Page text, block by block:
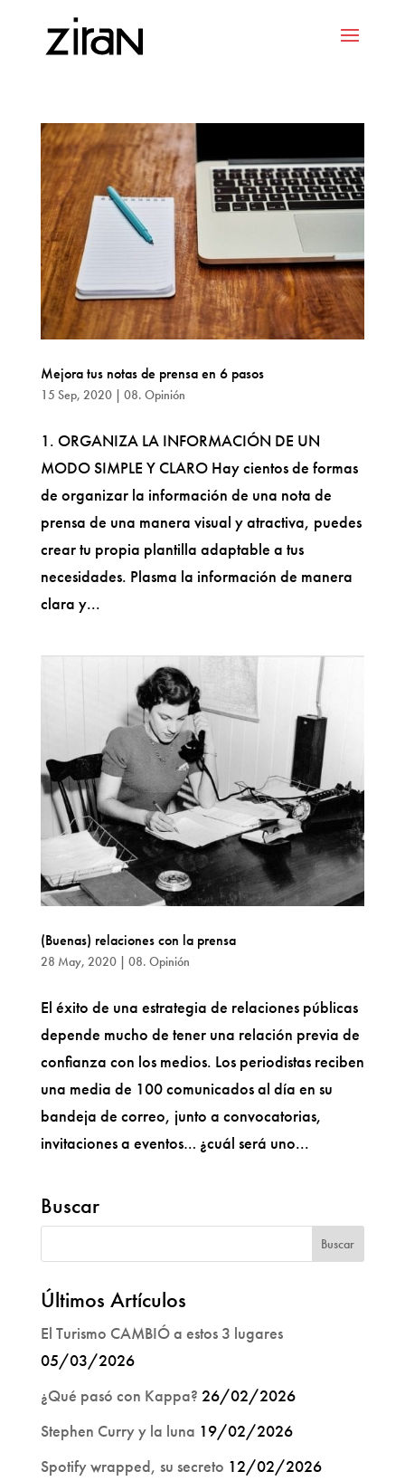
Mejora tus notas de prensa en 6 pasos
15 Sep, 2020| 08. Opinión
1. ORGANIZA LA INFORMACIÓN DE UN
MODO SIMPLE Y CLARO Hay cientos de formas
de organizar la información de una nota de
prensa de una manera visual y atractiva, puedes
crear tu propia plantilla adaptable a tus
necesidades. Plasma la información de manera
clara y...
(Buenas) relaciones con la prensa
28 May, 2020| 08. Opinión
El éxito de una estrategia de relaciones públicas
depende mucho de tener una relación previa de
confianza con los medios. Los periodistas reciben
una media de 100 comunicados al día en su
bandeja de correo, junto a convocatorias,
invitaciones a eventos… ¿cuál será uno...
Buscar
Últimos Artículos
El Turismo CAMBIÓ a estos 3 lugares
05/03/2026
¿Qué pasó con Kappa? 26/02/2026
Stephen Curry y la luna 19/02/2026
Spotify wrapped, su secreto 12/02/2026